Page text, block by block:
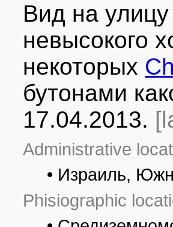
Вид на
невысокого
некоторых
бутонами
17.04.2013.
Administrative
• Израиль,
Phisiographic